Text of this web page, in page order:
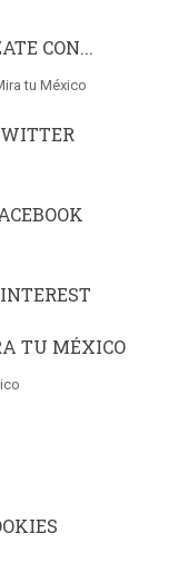
CON...
tu México
TU MÉXICO